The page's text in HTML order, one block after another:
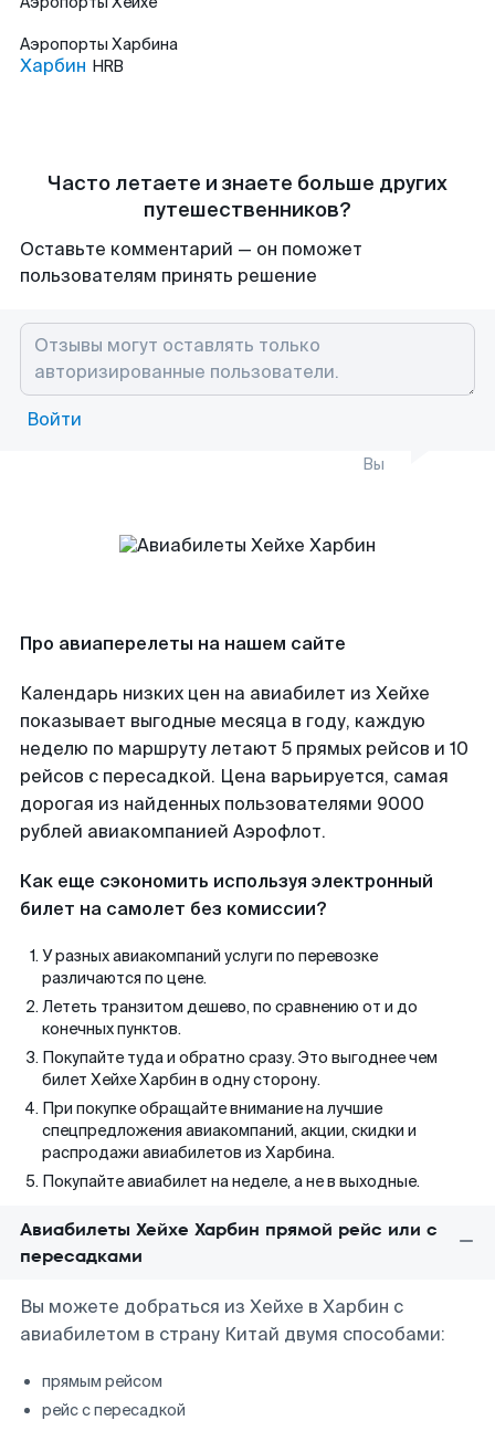
Аэропорты Харбина
Харбин HRB
Часто летаете и знаете больше других
путешественников?
Оставьте комментарий — он поможет
пользователям принять решение
Войти
Вы
Про авиаперелеты на нашем сайте
Календарь низких цен на авиабилет из Хейхе
показывает выгодные месяца в году, каждую
неделю по маршруту летают 5 прямых рейсов и 10
рейсов с пересадкой. Цена варьируется, самая
дорогая из найденных пользователями 9000
рублей авиакомпанией Аэрофлот.
Как еще сэкономить используя электронный
билет на самолет без комиссии?
У разных авиакомпаний услуги по перевозке
различаются по цене.
Лететь транзитом дешево, по сравнению от и до
конечных пунктов.
Покупайте туда и обратно сразу. Это выгоднее чем
билет Хейхе Харбин в одну сторону.
При покупке обращайте внимание на лучшие
спецпредложения авиакомпаний, акции, скидки и
распродажи авиабилетов из Харбина.
Покупайте авиабилет на неделе, а не в выходные.
Авиабилеты Хейхе Харбин прямой рейс или с
пересадками
Вы можете добраться из Хейхе в Харбин с
авиабилетом в страну Китай двумя способами:
прямым рейсом
рейс с пересадкой